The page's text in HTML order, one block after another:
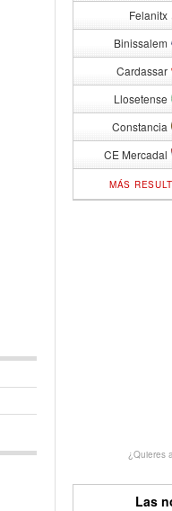
Felanitx
Binissalem
Cardassar
Llosetense
Constancia
CE Mercadal
MÁS
¿Quieres
Las